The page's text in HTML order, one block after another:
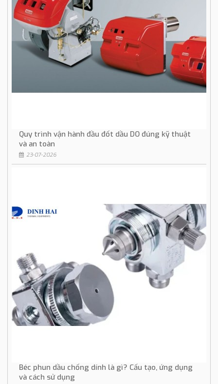
Quy trình vận hành đầu đốt dầu DO đúng kỹ thuật
và an toàn
23-07-2026
Béc phun dầu chống dính là gì? Cấu tạo, ứng dụng
và cách sử dụng